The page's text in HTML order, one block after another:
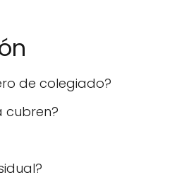
de colegiado?
cubren?